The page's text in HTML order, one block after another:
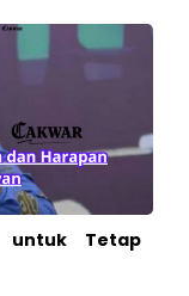
untuk Tetap